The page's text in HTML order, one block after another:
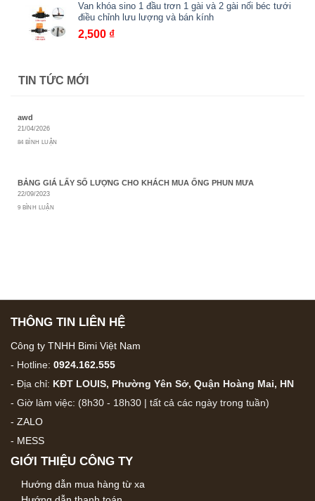
1,000 ₫
đến
Van khóa sino 1 đầu trơn 1 gài và 2 gài nối béc tưới
điều chỉnh lưu lượng và bán kính
2,500 ₫
TIN TỨC MỚI
awd
21/04/2026
84 BÌNH LUẬN
BẢNG GIÁ LẤY SỐ LƯỢNG CHO KHÁCH MUA ỐNG PHUN MƯA
22/09/2023
9 BÌNH LUẬN
THÔNG TIN LIÊN HỆ
Công ty TNHH Bimi Việt Nam
- Hotline: 0924.162.555
- Địa chỉ: KĐT LOUIS, Phường Yên Sở, Quận Hoàng Mai, HN
- Giờ làm việc: (8h30 - 18h30 | tất cả các ngày trong tuần)
- ZALO
- MESS
GIỚI THIỆU CÔNG TY
Hướng dẫn mua hàng từ xa